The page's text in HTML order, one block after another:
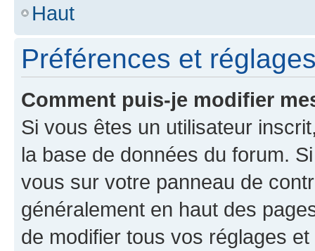
Haut
Préférences et
Comment puis-je modifier
Si vous êtes un utilisateur
la base de données du forum.
vous sur votre panneau de
généralement en haut des
de modifier tous vos réglages